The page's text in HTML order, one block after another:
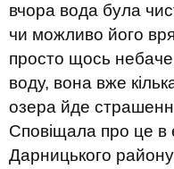
вчора вода була
чи можливо його
просто щось
воду, вона вже
озера йде
Сповiщала про це в
Дарницького